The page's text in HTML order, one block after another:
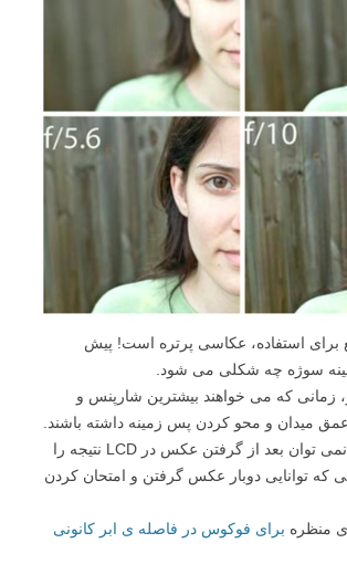
برای استفاده، عکاسی پرتره است! پیش
سوژه چه شکلی می شود.
زمانی که می خواهند بیشترین شارپنس و
میدان و محو کردن پس زمینه داشته باشند.
برای زمان هایی که نمی توان بعد از گرفتن عکس در LCD نتیجه را
که توانایی دوبار عکس گرفتن و امتحان کردن
منظره برای فوکوس در فاصله ی ابر کانونی